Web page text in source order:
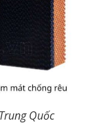
Quốc